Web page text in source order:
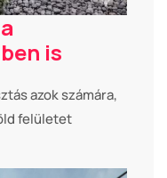
is
azok számára,
felületet